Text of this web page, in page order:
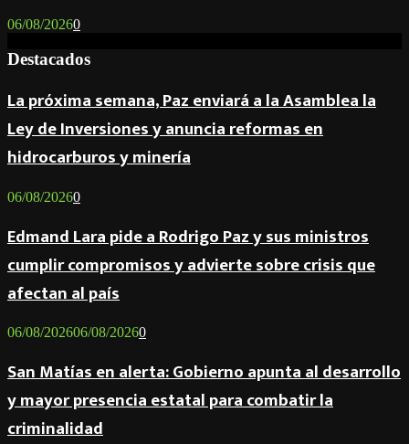
06/08/20260
Destacados
La próxima semana, Paz enviará a la Asamblea la
Ley de Inversiones y anuncia reformas en
hidrocarburos y minería
06/08/20260
Edmand Lara pide a Rodrigo Paz y sus ministros
cumplir compromisos y advierte sobre crisis que
afectan al país
06/08/202606/08/20260
San Matías en alerta: Gobierno apunta al desarrollo
y mayor presencia estatal para combatir la
criminalidad